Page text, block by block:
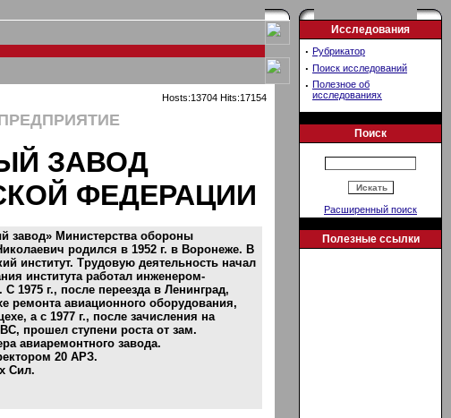
Hosts:13704 Hits:17154
ЗАВОД
ФЕДЕРАЦИИ
завод» Министерства обороны
родился в 1952 г. в Воронеже. В
институт. Трудовую деятельность начал
института работал инженером-
1975 г., после переезда в Ленинград,
ремонта авиационного оборудования,
а с 1977 г., после зачисления на
прошел ступени роста от зам.
авиаремонтного завода.
20 АРЗ.
Сил.
Исследования
· Рубрикатор
· Поиск исследований
· Полезное об
исследованиях
Поиск
Расширенный поиск
Полезные ссылки